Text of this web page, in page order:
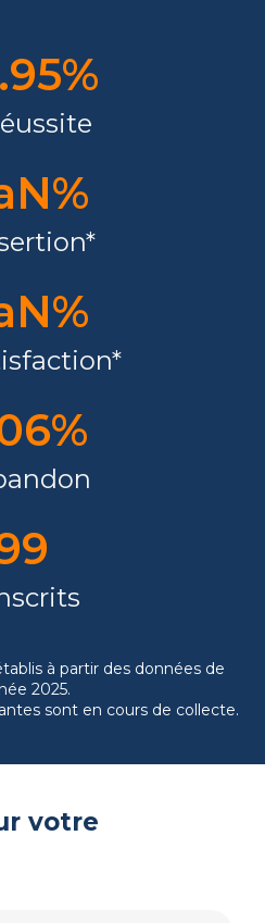
%
%
%
%
à partir des données de
2025.
sont en cours de collecte.
votre